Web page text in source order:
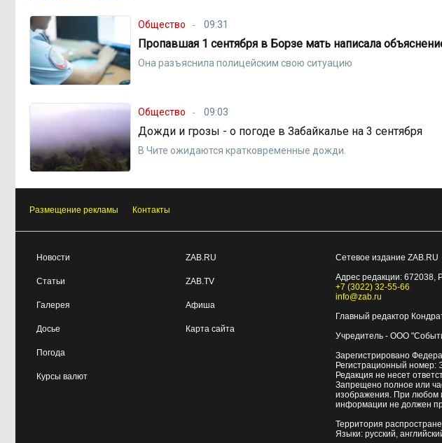
Общество 09:31
Пропавшая 1 сентября в Борзе мать написала
Она разъяснила полицейским свою ситуацию
Общество 09:03
Дожди и грозы - о погоде в Забайкалье на 3 сентября
В Чите ожидаются кратковременные дожди.
Размещение рекламы Контакты
Новости
Статьи
Галерея
Досье
Погода
Курсы валют
ZAB.RU
ZAB.TV
Афиша
Карта сайта
Сетевое издание ZAB.RU
Адрес редакции: 672038,
+7 (3022) 32-55-66
info@zab.ru
Главный редактор
Учредитель - ООО
Зарегистрировано
Регистрационный
Редакция не несет
Запрещено полное или
изображения. При любом
информации не должен
Территория
Языки: русский,